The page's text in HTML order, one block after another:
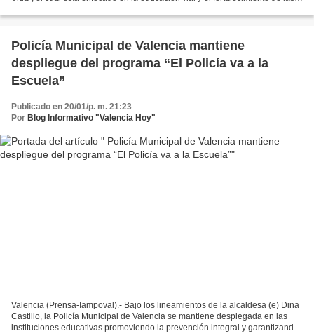
Policía Municipal de Valencia mantiene
despliegue del programa “El Policía va a la
Escuela”
Publicado en 20/01/p. m. 21:23
Por Blog Informativo "Valencia Hoy"
Valencia (Prensa-Iampoval).- Bajo los lineamientos de la alcaldesa (e) Dina
Castillo, la Policía Municipal de Valencia se mantiene desplegada en las
instituciones educativas promoviendo la prevención integral y garantizando